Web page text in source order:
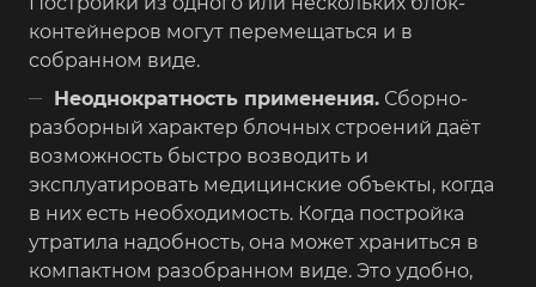
контейнеров могут перемещаться и в
собранном виде.
Неоднократность применения. Сборно-
разборный характер блочных строений даёт
возможность быстро возводить и
эксплуатировать медицинские объекты, когда
в них есть необходимость. Когда постройка
утратила надобность, она может храниться в
компактном разобранном виде. Это удобно,